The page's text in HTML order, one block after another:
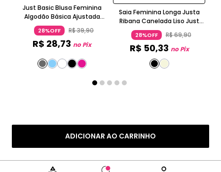
ADICIONAR AO CARRINHO
Just Basic Blusa Feminina
Algodão Básica Ajustada
Manga Curta Decote
Redondo Liso
28%OFF R$39,90
R$ 28,73 no Pix
Saia Feminina Longa Justa
Ribana Canelada Liso Just
Basic
28%OFF R$69,90
R$ 50,33 no Pix